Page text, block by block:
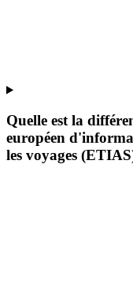
Quelle est la
européen
les voyages